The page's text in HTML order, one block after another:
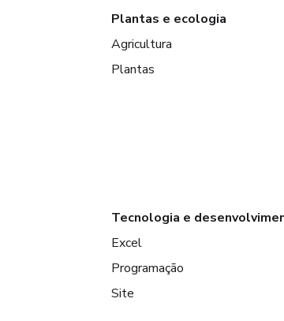
Plantas e ecologia
Agricultura
Plantas
Tecnologia e
Excel
Programação
Site